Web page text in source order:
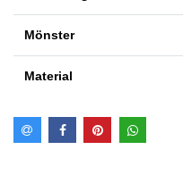
Mönster
Material